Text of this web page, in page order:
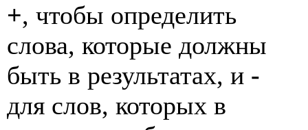
+, чтобы определить
слова, которые должны
быть в результатах, и -
для слов, которых в